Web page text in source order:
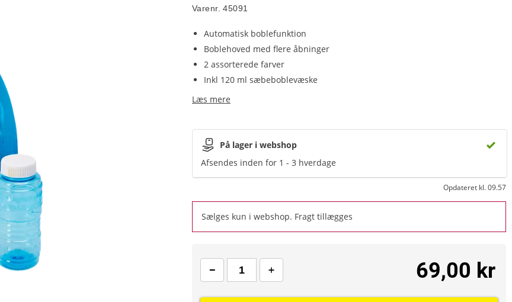
Varenr. 45091
Automatisk boblefunktion
Boblehoved med flere åbninger
2 assorterede farver
Inkl 120 ml sæbeboblevæske
Læs mere
På lager i webshop
Afsendes inden for 1 - 3 hverdage
Opdateret kl. 09.57
Sælges kun i webshop. Fragt tillægges
69,00 kr